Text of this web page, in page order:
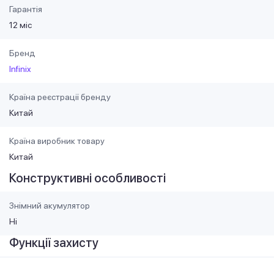
Гарантія
12 міс
Бренд
Infinix
Країна реєстрації бренду
Китай
Країна виробник товару
Китай
Конструктивні особливості
Знімний акумулятор
Ні
Функції захисту